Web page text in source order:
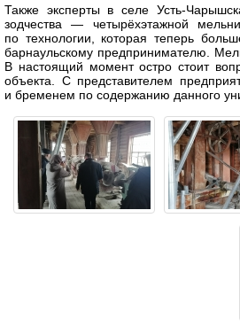
Также эксперты в селе Усть-
зодчества — четырёхэтажной
по технологии, которая теперь
барнаульскому предпринимателю.
В настоящий момент остро стоит
объекта. С представителем
и бременем по содержанию данного